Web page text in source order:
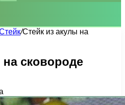
/Стейк из акулы на
сковороде